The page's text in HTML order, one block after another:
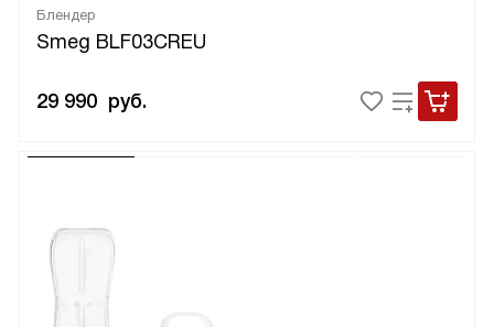
Блендер
Smeg BLF03CREU
29 990 руб.